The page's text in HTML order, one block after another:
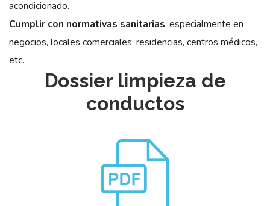
acondicionado.
Cumplir con normativas sanitarias, especialmente en
negocios, locales comerciales, residencias, centros médicos,
etc.
Dossier limpieza de
conductos